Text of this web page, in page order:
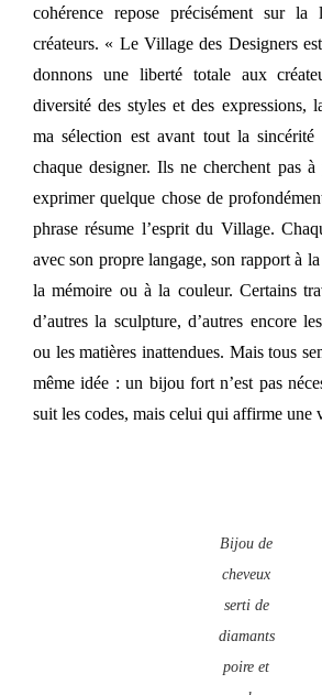
cohérence repose précisément sur la
créateurs. « Le Village des Designers
donnons une liberté totale aux
diversité des styles et des expressions,
ma sélection est avant tout la
chaque designer. Ils ne cherchent pas
exprimer quelque chose de
phrase résume l’esprit du Village.
avec son propre langage, son rapport à
la mémoire ou à la couleur. Certains
d’autres la sculpture, d’autres encore
ou les matières inattendues. Mais tous
même idée : un bijou fort n’est pas
suit les codes, mais celui qui affirme une
Bijou de
cheveux
serti de
diamants
poire et